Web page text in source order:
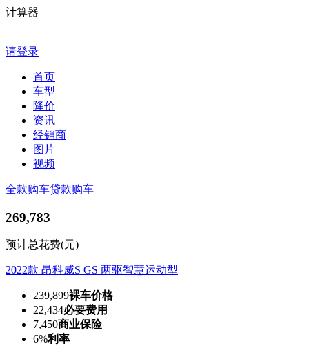
计算器
请登录
首页
车型
降价
资讯
经销商
图片
视频
全款购车贷款购车
269,783
预计总花费(元)
2022款 昂科威S GS 两驱智慧运动型
239,899裸车价格
22,434必要费用
7,450商业保险
6%利率